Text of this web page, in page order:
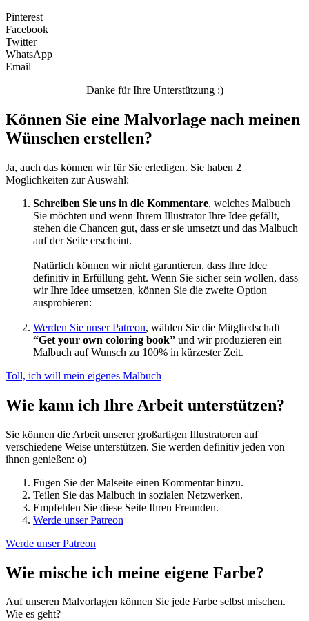
Pinterest
Facebook
Twitter
WhatsApp
Email
Danke für Ihre Unterstützung :)
Können Sie eine Malvorlage nach meinen
Wünschen erstellen?
Ja, auch das können wir für Sie erledigen. Sie haben 2
Möglichkeiten zur Auswahl:
Schreiben Sie uns in die Kommentare, welches Malbuch
Sie möchten und wenn Ihrem Illustrator Ihre Idee gefällt,
stehen die Chancen gut, dass er sie umsetzt und das Malbuch
auf der Seite erscheint.
Natürlich können wir nicht garantieren, dass Ihre Idee
definitiv in Erfüllung geht. Wenn Sie sicher sein wollen, dass
wir Ihre Idee umsetzen, können Sie die zweite Option
ausprobieren:
Werden Sie unser Patreon, wählen Sie die Mitgliedschaft
“Get your own coloring book” und wir produzieren ein
Malbuch auf Wunsch zu 100% in kürzester Zeit.
Toll, ich will mein eigenes Malbuch
Wie kann ich Ihre Arbeit unterstützen?
Sie können die Arbeit unserer großartigen Illustratoren auf
verschiedene Weise unterstützen. Sie werden definitiv jeden von
ihnen genießen: o)
Fügen Sie der Malseite einen Kommentar hinzu.
Teilen Sie das Malbuch in sozialen Netzwerken.
Empfehlen Sie diese Seite Ihren Freunden.
Werde unser Patreon
Werde unser Patreon
Wie mische ich meine eigene Farbe?
Auf unseren Malvorlagen können Sie jede Farbe selbst mischen.
Wie es geht?